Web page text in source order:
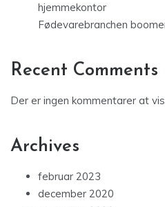
hjemmekontor
Fødevarebranchen
Recent Comments
Der er ingen kommentarer at
Archives
februar 2023
december 2020